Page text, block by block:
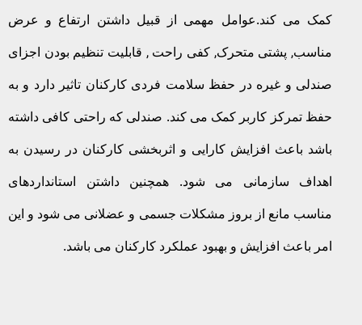
کمک می کند.عوامل مهمی از قبیل داشتن ارتفاع و عرض
مناسب, پشتی متحرک, کفی راحت , قابلیت تنظیم بودن اجزای
صندلی و غیره در حفظ سلامت فردی کارکنان تاثیر دارد و به
حفظ تمرکز کاربر کمک می کند. صندلی که راحتی کافی داشته
باشد باعث افزایش کارایی و اثربخشی کارکنان در رسیدن به
اهداف سازمانی می شود. همچنین داشتن استانداردهای
مناسب مانع از بروز مشکلات جسمی و عضلانی می شود و این
امر باعث افزایش و بهبود عملکرد کارکنان می باشد.